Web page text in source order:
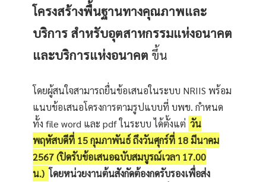
โครงสร้างพื้นฐานทางคุณภาพและ
บริการ สําหรับอุตสาหกรรมแห่งอนาคต
และบริการแห่งอนาคต ขึ้น
โดยผู้สนใจสามารถยื่นข้อเสนอในระบบ NRIIS พร้อม
แนบข้อเสนอโครงการตามรูปแบบที่ บพข. กำหนด
ทั้ง file word และ pdf ในระบบ ได้ตั้งแต่ วัน
พฤหัสบดีที่ 15 กุมภาพันธ์ ถึงวันศุกร์ที่ 18 มีนาคม
2567 (ปิดรับข้อเสนอฉบับสมบูรณ์เวลา 17.00
น.) โดยหน่วยงานต้นสังกัดต้องกดรับรองเพื่อส่ง